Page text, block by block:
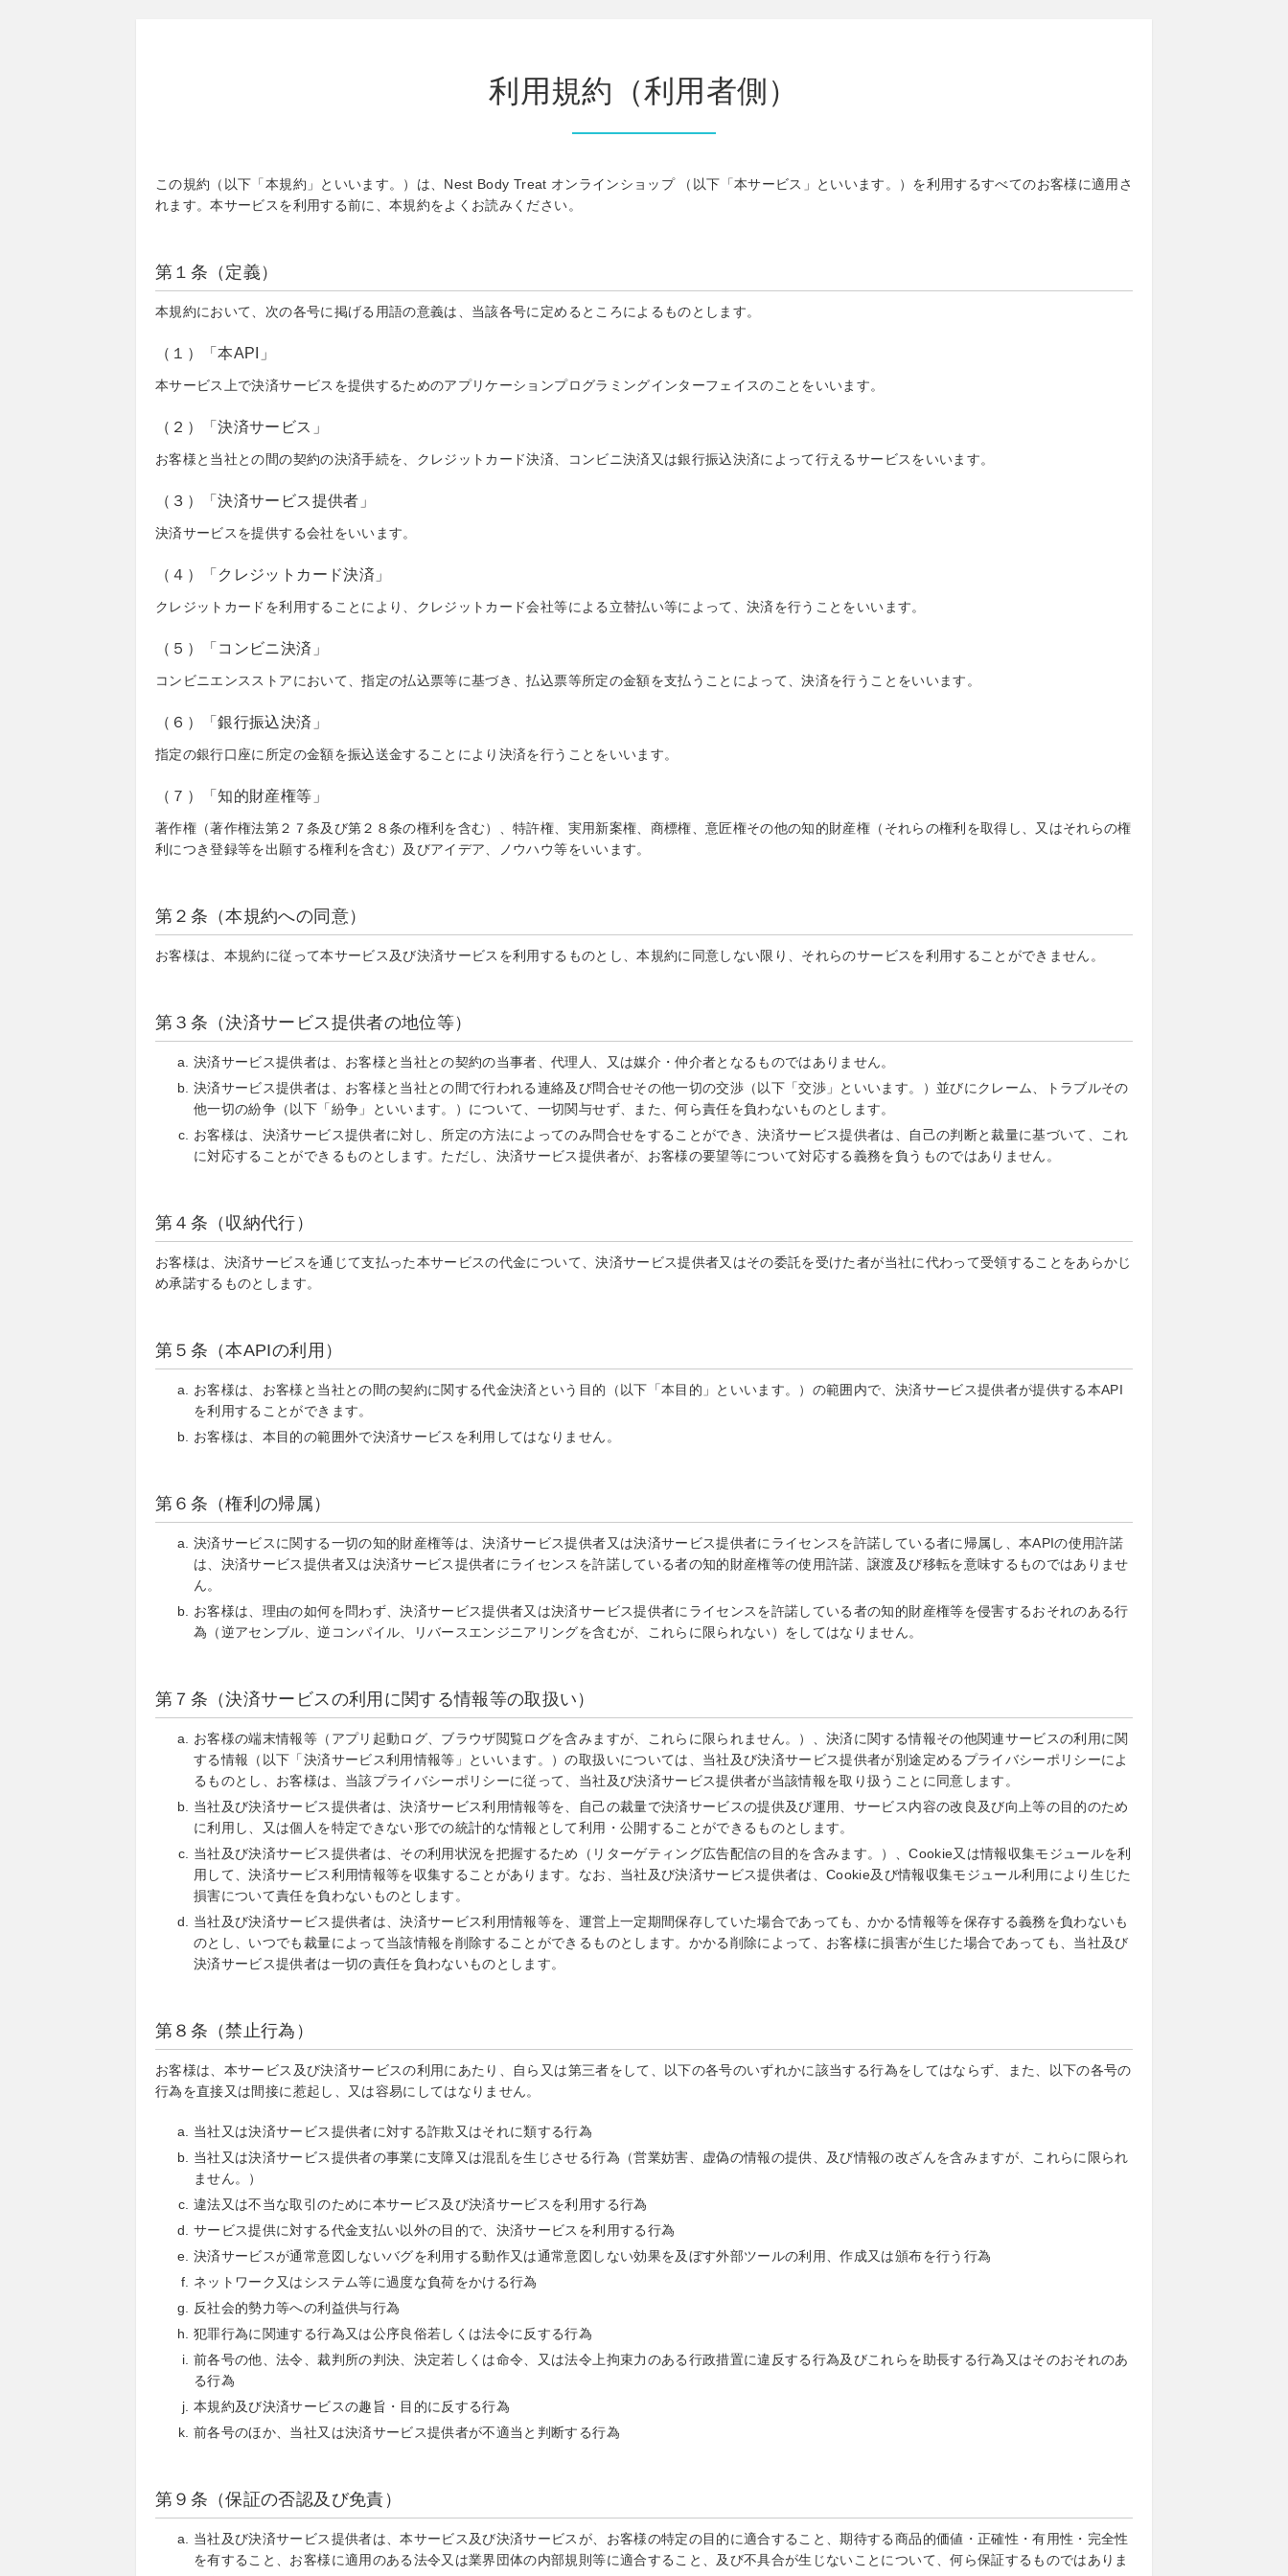
利用規約（利用者側）
この規約（以下「本規約」といいます。）は、Nest Body Treat オンラインショップ （以下「本サービス」といいます。）を利用するすべてのお客様に適用さ
れます。本サービスを利用する前に、本規約をよくお読みください。
第１条（定義）
本規約において、次の各号に掲げる用語の意義は、当該各号に定めるところによるものとします。
（１）「本API」
本サービス上で決済サービスを提供するためのアプリケーションプログラミングインターフェイスのことをいいます。
（２）「決済サービス」
お客様と当社との間の契約の決済手続を、クレジットカード決済、コンビニ決済又は銀行振込決済によって行えるサービスをいいます。
（３）「決済サービス提供者」
決済サービスを提供する会社をいいます。
（４）「クレジットカード決済」
クレジットカードを利用することにより、クレジットカード会社等による立替払い等によって、決済を行うことをいいます。
（５）「コンビニ決済」
コンビニエンスストアにおいて、指定の払込票等に基づき、払込票等所定の金額を支払うことによって、決済を行うことをいいます。
（６）「銀行振込決済」
指定の銀行口座に所定の金額を振込送金することにより決済を行うことをいいます。
（７）「知的財産権等」
著作権（著作権法第２７条及び第２８条の権利を含む）、特許権、実用新案権、商標権、意匠権その他の知的財産権（それらの権利を取得し、又はそれらの権
利につき登録等を出願する権利を含む）及びアイデア、ノウハウ等をいいます。
第２条（本規約への同意）
お客様は、本規約に従って本サービス及び決済サービスを利用するものとし、本規約に同意しない限り、それらのサービスを利用することができません。
第３条（決済サービス提供者の地位等）
決済サービス提供者は、お客様と当社との契約の当事者、代理人、又は媒介・仲介者となるものではありません。
決済サービス提供者は、お客様と当社との間で行われる連絡及び問合せその他一切の交渉（以下「交渉」といいます。）並びにクレーム、トラブルその
他一切の紛争（以下「紛争」といいます。）について、一切関与せず、また、何ら責任を負わないものとします。
お客様は、決済サービス提供者に対し、所定の方法によってのみ問合せをすることができ、決済サービス提供者は、自己の判断と裁量に基づいて、これ
に対応することができるものとします。ただし、決済サービス提供者が、お客様の要望等について対応する義務を負うものではありません。
第４条（収納代行）
お客様は、決済サービスを通じて支払った本サービスの代金について、決済サービス提供者又はその委託を受けた者が当社に代わって受領することをあらかじ
め承諾するものとします。
第５条（本APIの利用）
お客様は、お客様と当社との間の契約に関する代金決済という目的（以下「本目的」といいます。）の範囲内で、決済サービス提供者が提供する本API
を利用することができます。
お客様は、本目的の範囲外で決済サービスを利用してはなりません。
第６条（権利の帰属）
決済サービスに関する一切の知的財産権等は、決済サービス提供者又は決済サービス提供者にライセンスを許諾している者に帰属し、本APIの使用許諾
は、決済サービス提供者又は決済サービス提供者にライセンスを許諾している者の知的財産権等の使用許諾、譲渡及び移転を意味するものではありませ
ん。
お客様は、理由の如何を問わず、決済サービス提供者又は決済サービス提供者にライセンスを許諾している者の知的財産権等を侵害するおそれのある行
為（逆アセンブル、逆コンパイル、リバースエンジニアリングを含むが、これらに限られない）をしてはなりません。
第７条（決済サービスの利用に関する情報等の取扱い）
お客様の端末情報等（アプリ起動ログ、ブラウザ閲覧ログを含みますが、これらに限られません。）、決済に関する情報その他関連サービスの利用に関
する情報（以下「決済サービス利用情報等」といいます。）の取扱いについては、当社及び決済サービス提供者が別途定めるプライバシーポリシーによ
るものとし、お客様は、当該プライバシーポリシーに従って、当社及び決済サービス提供者が当該情報を取り扱うことに同意します。
当社及び決済サービス提供者は、決済サービス利用情報等を、自己の裁量で決済サービスの提供及び運用、サービス内容の改良及び向上等の目的のため
に利用し、又は個人を特定できない形での統計的な情報として利用・公開することができるものとします。
当社及び決済サービス提供者は、その利用状況を把握するため（リターゲティング広告配信の目的を含みます。）、Cookie又は情報収集モジュールを利
用して、決済サービス利用情報等を収集することがあります。なお、当社及び決済サービス提供者は、Cookie及び情報収集モジュール利用により生じた
損害について責任を負わないものとします。
当社及び決済サービス提供者は、決済サービス利用情報等を、運営上一定期間保存していた場合であっても、かかる情報等を保存する義務を負わないも
のとし、いつでも裁量によって当該情報を削除することができるものとします。かかる削除によって、お客様に損害が生じた場合であっても、当社及び
決済サービス提供者は一切の責任を負わないものとします。
第８条（禁止行為）
お客様は、本サービス及び決済サービスの利用にあたり、自ら又は第三者をして、以下の各号のいずれかに該当する行為をしてはならず、また、以下の各号の
行為を直接又は間接に惹起し、又は容易にしてはなりません。
当社又は決済サービス提供者に対する詐欺又はそれに類する行為
当社又は決済サービス提供者の事業に支障又は混乱を生じさせる行為（営業妨害、虚偽の情報の提供、及び情報の改ざんを含みますが、これらに限られ
ません。）
違法又は不当な取引のために本サービス及び決済サービスを利用する行為
サービス提供に対する代金支払い以外の目的で、決済サービスを利用する行為
決済サービスが通常意図しないバグを利用する動作又は通常意図しない効果を及ぼす外部ツールの利用、作成又は頒布を行う行為
ネットワーク又はシステム等に過度な負荷をかける行為
反社会的勢力等への利益供与行為
犯罪行為に関連する行為又は公序良俗若しくは法令に反する行為
前各号の他、法令、裁判所の判決、決定若しくは命令、又は法令上拘束力のある行政措置に違反する行為及びこれらを助長する行為又はそのおそれのあ
る行為
本規約及び決済サービスの趣旨・目的に反する行為
前各号のほか、当社又は決済サービス提供者が不適当と判断する行為
第９条（保証の否認及び免責）
当社及び決済サービス提供者は、本サービス及び決済サービスが、お客様の特定の目的に適合すること、期待する商品的価値・正確性・有用性・完全性
を有すること、お客様に適用のある法令又は業界団体の内部規則等に適合すること、及び不具合が生じないことについて、何ら保証するものではありま